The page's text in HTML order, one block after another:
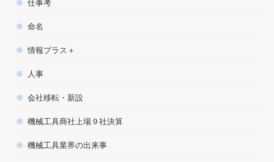
仕事考
命名
情報プラス＋
人事
会社移転・新設
機械工具商社上場９社決算
機械工具業界の出来事